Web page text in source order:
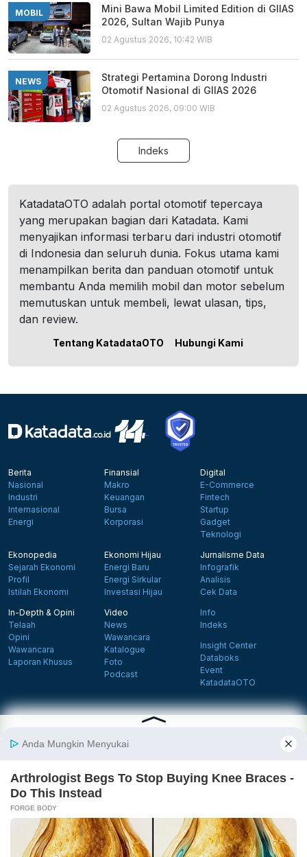
MOBIL
Mini Bawa Mobil Limited Edition di GIIAS
2026, Sultan Wajib Punya
02 Agustus 2026, 10:42 WIB
NEWS
Strategi Pertamina Dorong Industri
Otomotif Nasional di GIIAS 2026
02 Agustus 2026, 09:00 WIB
Indeks
KatadataOTO adalah portal otomotif tepercaya
yang merupakan bagian dari Katadata. Kami
menyajikan informasi terbaru dari industri otomotif
di Indonesia dan seluruh dunia. Fokus utama kami
menampilkan berita dan panduan otomotif untuk
membantu Anda memilih mobil dan motor sebelum
memutuskan untuk membeli, lewat ulasan, tips,
dan review.
Tentang KatadataOTO Hubungi Kami
Berita
Nasional
Industri
Internasional
Energi
Finansial
Makro
Keuangan
Bursa
Korporasi
Digital
E-Commerce
Fintech
Startup
Gadget
Teknologi
Ekonopedia
Sejarah Ekonomi
Profil
Istilah Ekonomi
Ekonomi Hijau
Energi Baru
Energi Sirkular
Investasi Hijau
Jurnalisme Data
Infografik
Analisis
Cek Data
In-Depth & Opini
Telaah
Opini
Wawancara
Laporan Khusus
Video
News
Wawancara
Katalogue
Foto
Podcast
Info
Indeks
Insight Center
Databoks
Event
KatadataOTO
Tentang Katadata Advertising Karier Pedoman Media Siber